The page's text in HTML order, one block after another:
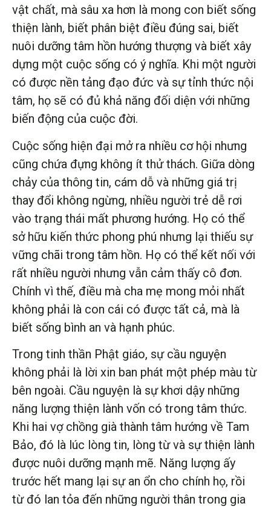
vật chất, mà sâu xa hơn là mong con biết sống
thiện lành, biết phân biệt điều đúng sai, biết
nuôi dưỡng tâm hồn hướng thượng và biết xây
dựng một cuộc sống có ý nghĩa. Khi một người
có được nền tảng đạo đức và sự tỉnh thức nội
tâm, họ sẽ có đủ khả năng đối diện với những
biến động của cuộc đời.
Cuộc sống hiện đại mở ra nhiều cơ hội nhưng
cũng chứa đựng không ít thử thách. Giữa dòng
chảy của thông tin, cám dỗ và những giá trị
thay đổi không ngừng, nhiều người trẻ dễ rơi
vào trạng thái mất phương hướng. Họ có thể
sở hữu kiến thức phong phú nhưng lại thiếu sự
vững chãi trong tâm hồn. Họ có thể kết nối với
rất nhiều người nhưng vẫn cảm thấy cô đơn.
Chính vì thế, điều mà cha mẹ mong mỏi nhất
không phải là con cái có được tất cả, mà là
biết sống bình an và hạnh phúc.
Trong tinh thần Phật giáo, sự cầu nguyện
không phải là lời xin ban phát một phép màu từ
bên ngoài. Cầu nguyện là sự khơi dậy những
năng lượng thiện lành vốn có trong tâm thức.
Khi hai vợ chồng già thành tâm hướng về Tam
Bảo, đó là lúc lòng tin, lòng từ và sự thiện lành
được nuôi dưỡng mạnh mẽ. Năng lượng ấy
trước hết mang lại sự an ổn cho chính họ, rồi
từ đó lan tỏa đến những người thân trong gia